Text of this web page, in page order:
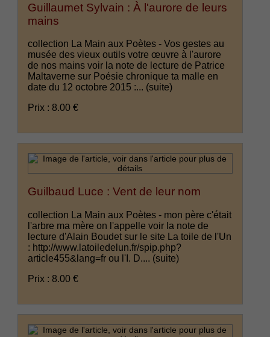
Guillaumet Sylvain : À l'aurore de leurs
mains
collection La Main aux Poètes - Vos gestes au
musée des vieux outils votre œuvre à l'aurore
de nos mains voir la note de lecture de Patrice
Maltaverne sur Poésie chronique ta malle en
date du 12 octobre 2015 :... (suite)
Prix : 8.00 €
Guilbaud Luce : Vent de leur nom
collection La Main aux Poètes - mon père c'était
l'arbre ma mère on l'appelle voir la note de
lecture d'Alain Boudet sur le site La toile de l'Un
: http://www.latoiledelun.fr/spip.php?
article455&lang=fr ou l'I. D.... (suite)
Prix : 8.00 €